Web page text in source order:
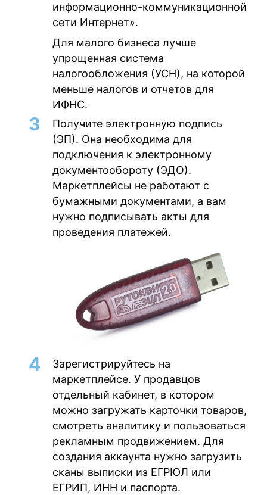
информационно-коммуникационной
сети Интернет».
Для малого бизнеса лучше
упрощенная система
налогообложения (УСН), на которой
меньше налогов и отчетов для
ИФНС.
Получите электронную подпись
(ЭП). Она необходима для
подключения к электронному
документообороту (ЭДО).
Маркетплейсы не работают с
бумажными документами, а вам
нужно подписывать акты для
проведения платежей.
Зарегистрируйтесь на
маркетплейсе. У продавцов
отдельный кабинет, в котором
можно загружать карточки товаров,
смотреть аналитику и пользоваться
рекламным продвижением. Для
создания аккаунта нужно загрузить
сканы выписки из ЕГРЮЛ или
ЕГРИП, ИНН и паспорта.